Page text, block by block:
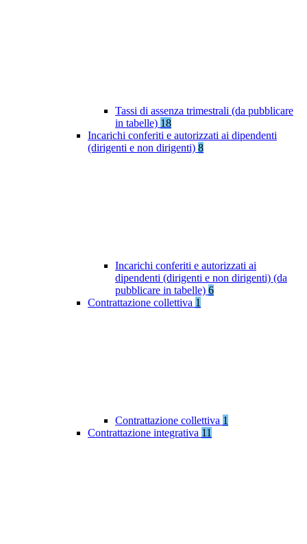
Tassi di assenza trimestrali (da pubblicare
in tabelle) 18
Incarichi conferiti e autorizzati ai dipendenti
(dirigenti e non dirigenti) 8
Incarichi conferiti e autorizzati ai
dipendenti (dirigenti e non dirigenti) (da
pubblicare in tabelle) 6
Contrattazione collettiva 1
Contrattazione collettiva 1
Contrattazione integrativa 11